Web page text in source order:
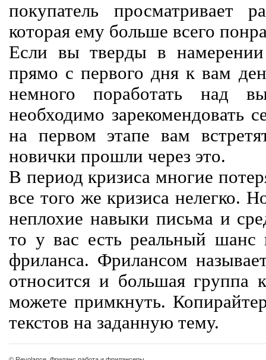
покупатель просматривает
которая ему больше всего
Если вы тверды в
прямо с первого дня к вам
немного поработать над
необходимо зарекомендовать
на первом этапе вам
новички прошли через это.
В период кризиса многие
все того же кризиса нелегко.
неплохие навыки письма и
то у вас есть реальный шанс
фриланса. Фрилансом
относится и большая группа
можете примкнуть.
текстов на заданную тему.